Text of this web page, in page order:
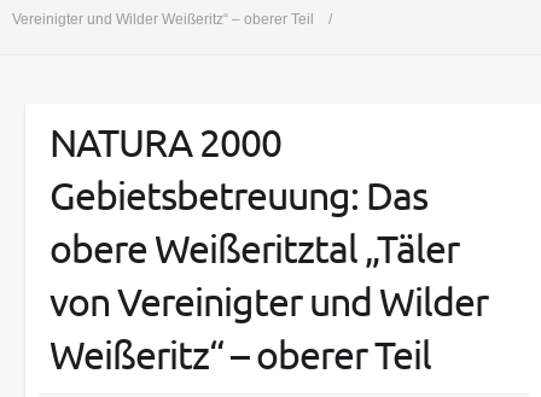
Vereinigter und Wilder Weißeritz“ – oberer Teil
NATURA 2000
Gebietsbetreuung: Das
obere Weißeritztal „Täler
von Vereinigter und Wilder
Weißeritz“ – oberer Teil